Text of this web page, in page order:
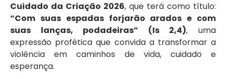
Cuidado da Criação 2026, que terá como título:
“Com suas espadas forjarão arados e com
suas lanças, podadeiras” (Is 2,4), uma
expressão profética que convida a transformar a
violência em caminhos de vida, cuidado e
esperança.